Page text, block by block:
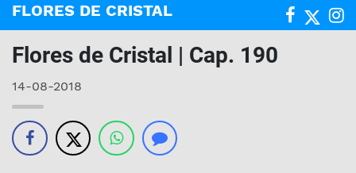
FLORES DE CRISTAL
Flores de Cristal | Cap. 190
14-08-2018